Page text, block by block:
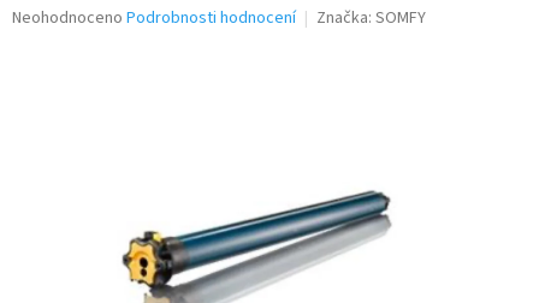
Průměrné
Neohodnoceno Podrobnosti hodnocení Značka: SOMFY